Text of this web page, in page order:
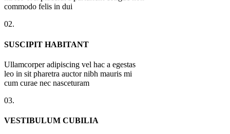
commodo felis in dui
02.
SUSCIPIT HABITANT
Ullamcorper adipiscing vel hac a egestas
leo in sit pharetra auctor nibh mauris mi
cum curae nec nasceturam
03.
VESTIBULUM CUBILIA